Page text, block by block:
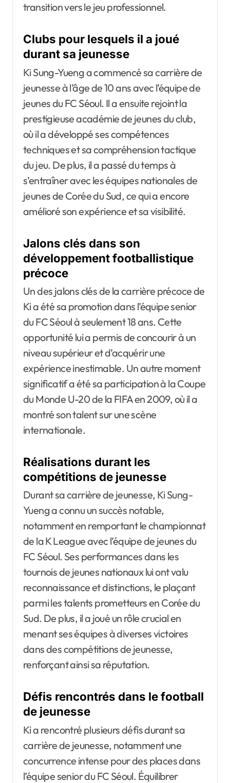
transition vers le jeu professionnel.
Clubs pour lesquels il a joué
durant sa jeunesse
Ki Sung-Yueng a commencé sa carrière de
jeunesse à l’âge de 10 ans avec l’équipe de
jeunes du FC Séoul. Il a ensuite rejoint la
prestigieuse académie de jeunes du club,
où il a développé ses compétences
techniques et sa compréhension tactique
du jeu. De plus, il a passé du temps à
s’entraîner avec les équipes nationales de
jeunes de Corée du Sud, ce qui a encore
amélioré son expérience et sa visibilité.
Jalons clés dans son
développement footballistique
précoce
Un des jalons clés de la carrière précoce de
Ki a été sa promotion dans l’équipe senior
du FC Séoul à seulement 18 ans. Cette
opportunité lui a permis de concourir à un
niveau supérieur et d’acquérir une
expérience inestimable. Un autre moment
significatif a été sa participation à la Coupe
du Monde U-20 de la FIFA en 2009, où il a
montré son talent sur une scène
internationale.
Réalisations durant les
compétitions de jeunesse
Durant sa carrière de jeunesse, Ki Sung-
Yueng a connu un succès notable,
notamment en remportant le championnat
de la K League avec l’équipe de jeunes du
FC Séoul. Ses performances dans les
tournois de jeunes nationaux lui ont valu
reconnaissance et distinctions, le plaçant
parmi les talents prometteurs en Corée du
Sud. De plus, il a joué un rôle crucial en
menant ses équipes à diverses victoires
dans des compétitions de jeunesse,
renforçant ainsi sa réputation.
Défis rencontrés dans le football
de jeunesse
Ki a rencontré plusieurs défis durant sa
carrière de jeunesse, notamment une
concurrence intense pour des places dans
l’équipe senior du FC Séoul. Équilibrer